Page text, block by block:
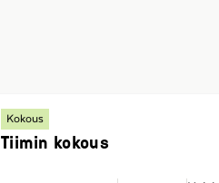
Kokous
Tiimin kokous